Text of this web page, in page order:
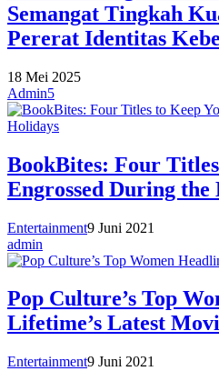
Semangat Tingkah
Pererat Identitas
18 Mei 2025
Admin5
BookBites: Four
Engrossed During the
Entertainment9 Juni 2021
admin
Pop Culture’s Top
Lifetime’s Latest
Entertainment9 Juni 2021